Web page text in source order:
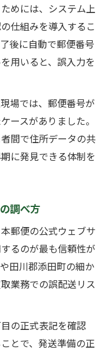
めには、システム上
仕組みを導入するこ
後に自動で郵便番号
用いると、誤入力を
場では、郵便番号が
ースがありました。
間で住所データの共
に発見できる体制を
調べ方
郵便の公式ウェブサ
るのが最も信頼性が
田川郡添田町の細か
業務での誤配送リス
の正式表記を確認
とで、発送準備の正